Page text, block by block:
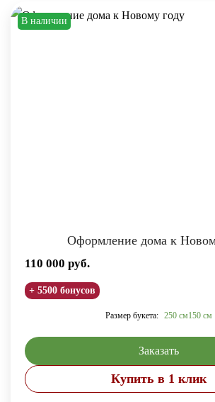
В наличии
Оформление дома к
110 000 руб.
+ 5500 бонусов
Размер букета: 250 см150 см
Заказать
Купить в 1 клик